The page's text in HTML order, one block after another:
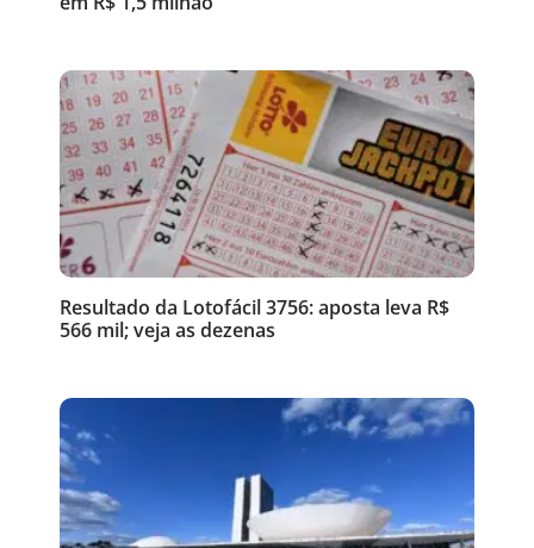
Resultado da Lotofácil 3756: aposta leva R$
566 mil; veja as dezenas